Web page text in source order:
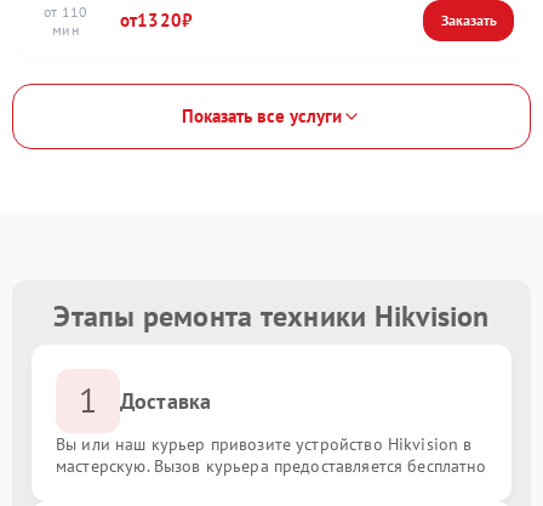
110
1320
Показать все услуги
Этапы ремонта техники Hikvision
1 Доставка
Вы или наш курьер привозите устройство Hikvision в
мастерскую. Вызов курьера предоставляется бесплатно